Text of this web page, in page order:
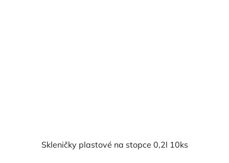
Skleničky plastové na stopce 0,2l 10ks